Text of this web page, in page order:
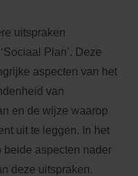
uitspraken
Plan’. Deze
aspecten van het
van
en de wijze waarop
uit te leggen. In het
beide aspecten nader
deze uitspraken.